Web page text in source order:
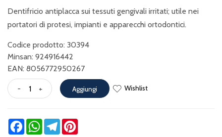
Dentifricio antiplacca sui tessuti gengivali irritati; utile nei
portatori di protesi, impianti e apparecchi ortodontici.
Codice prodotto: 30394
Minsan: 924916442
EAN: 8056772950267
- + Aggiungi Wishlist
FacebookWhatsApp
Telegram